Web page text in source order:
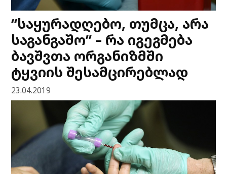
“საყურადღებო, თუმცა, არა
საგანგაშო” – რა იგეგმება
ბავშვთა ორგანიზმში
ტყვიის შესამცირებლად
23.04.2019